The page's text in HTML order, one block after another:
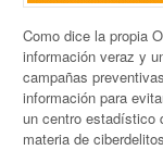
Como dice la propia
información veraz y
campañas
información para
un centro estadístico
materia de